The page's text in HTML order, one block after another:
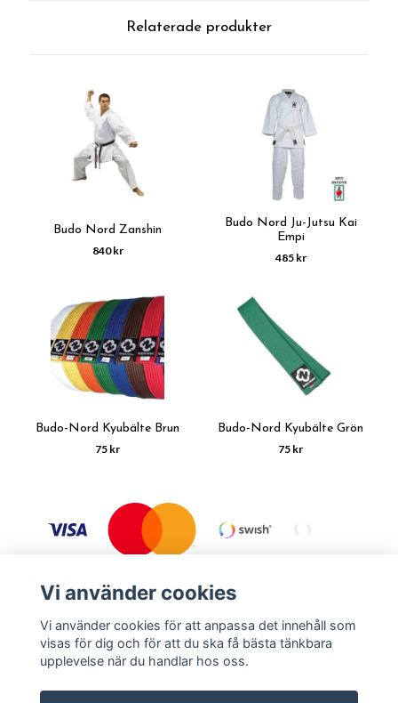
Relaterade produkter
Budo Nord Zanshin
840 kr
Budo Nord Ju-Jutsu Kai
Empi
485 kr
Budo-Nord Kyubälte Brun
75 kr
Budo-Nord Kyubälte Grön
75 kr
Köpvillkor Kontakt
Vi använder cookies
Vi använder cookies för att anpassa det innehåll som
visas för dig och för att du ska få bästa tänkbara
upplevelse när du handlar hos oss.